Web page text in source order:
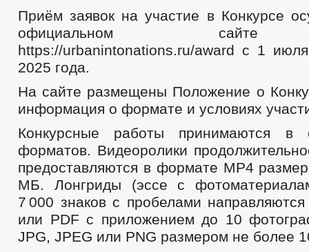
Приём заявок на участие в Конкурсе
официальном сайте
https://urbanintonations.ru/award с 1
2025 года.
На сайте размещены Положение о
информация о формате и условиях
Конкурсные работы принимаются
форматов. Видеоролики
предоставляются в формате MP4
МБ. Лонгриды (эссе с
7 000 знаков с пробелами
или PDF с приложением до 10
JPG, JPEG или PNG размером не более